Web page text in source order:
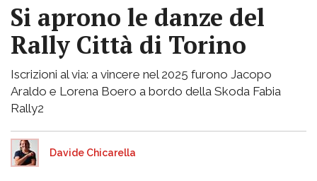
Si aprono le danze del
Rally Città di Torino
Iscrizioni al via: a vincere nel 2025 furono Jacopo
Araldo e Lorena Boero a bordo della Skoda Fabia
Rally2
Davide Chicarella